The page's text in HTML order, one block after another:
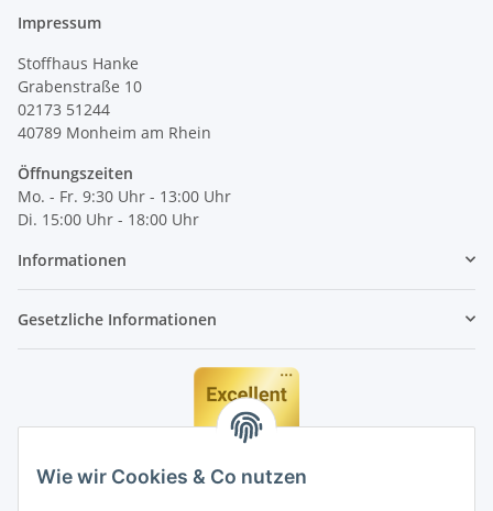
Wie wir Cookies & Co nutzen
Impressum
Stoffhaus Hanke
Grabenstraße 10
02173 51244
40789 Monheim am Rhein
Öffnungszeiten
Mo. - Fr. 9:30 Uhr - 13:00 Uhr
Di. 15:00 Uhr - 18:00 Uhr
Informationen
Gesetzliche Informationen